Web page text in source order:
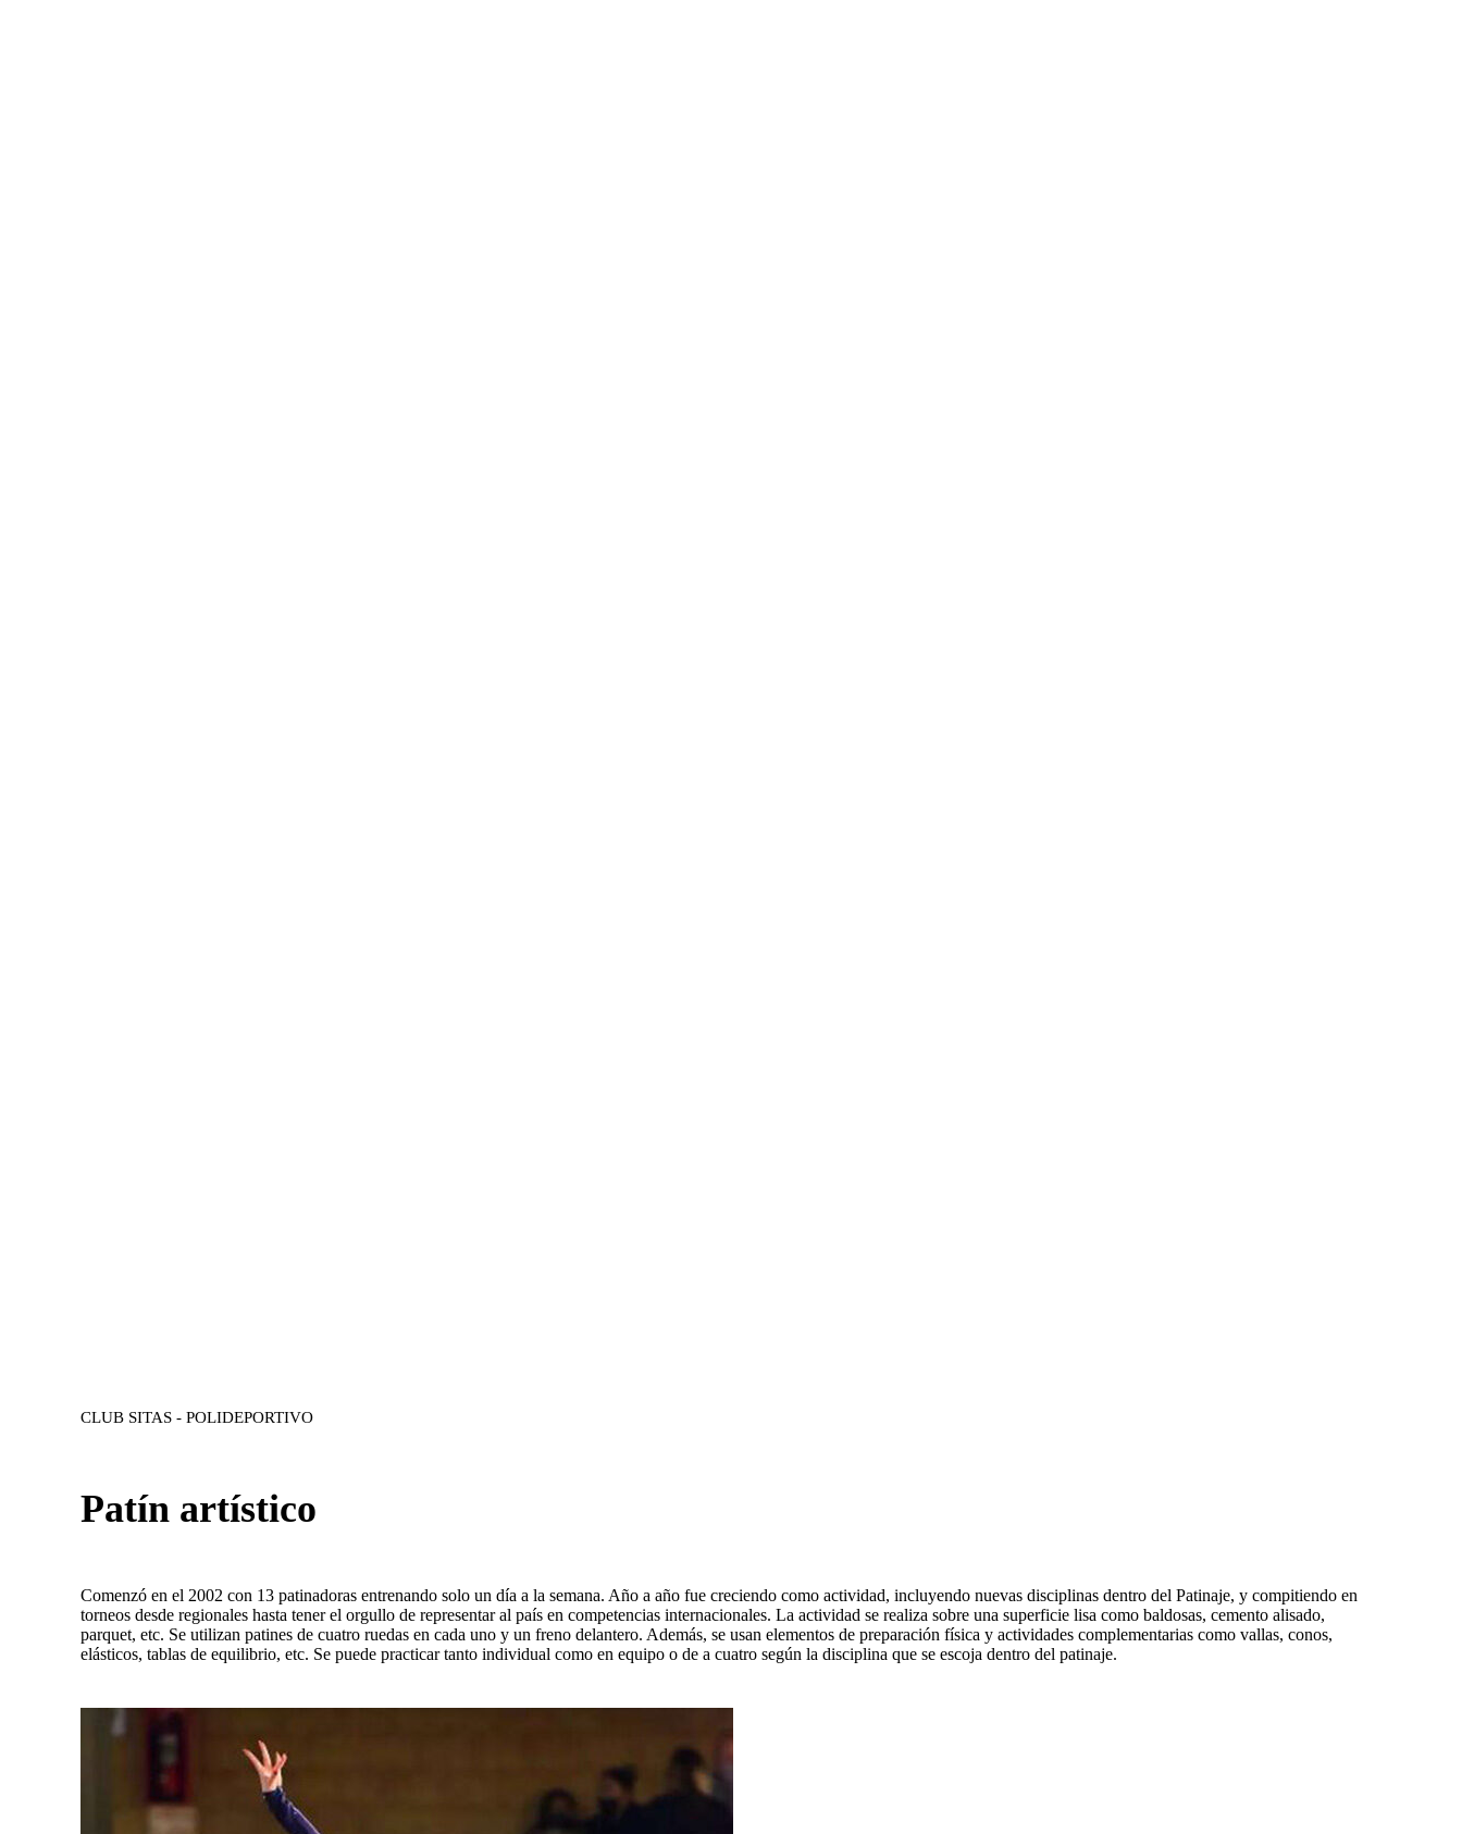
CLUB SITAS - POLIDEPORTIVO
Patín artístico
Comenzó en el 2002 con 13 patinadoras entrenando solo un día a la semana. Año a año fue creciendo como actividad, incluyendo nuevas disciplinas dentro del Patinaje, y compitiendo en
torneos desde regionales hasta tener el orgullo de representar al país en competencias internacionales. La actividad se realiza sobre una superficie lisa como baldosas, cemento alisado,
parquet, etc. Se utilizan patines de cuatro ruedas en cada uno y un freno delantero. Además, se usan elementos de preparación física y actividades complementarias como vallas, conos,
elásticos, tablas de equilibrio, etc. Se puede practicar tanto individual como en equipo o de a cuatro según la disciplina que se escoja dentro del patinaje.